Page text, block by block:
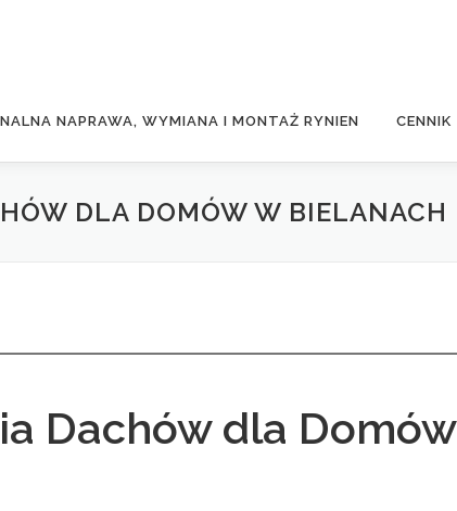
NAPRAWA, WYMIANA I MONTAŻ RYNIEN CENNIK
DLA DOMÓW W BIELANACH
Dachów dla Domów